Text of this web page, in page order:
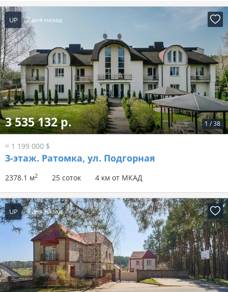
UP 2 дня назад
1 /38
3 535 132 р.
≈ 1 199 000 $
3-этаж. Ратомка, ул. Подгорная
2378.1 м2 25 соток 4 км от МКАД
UP 4 дня назад